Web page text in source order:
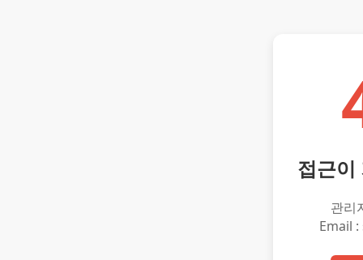
접근이
관리
Email